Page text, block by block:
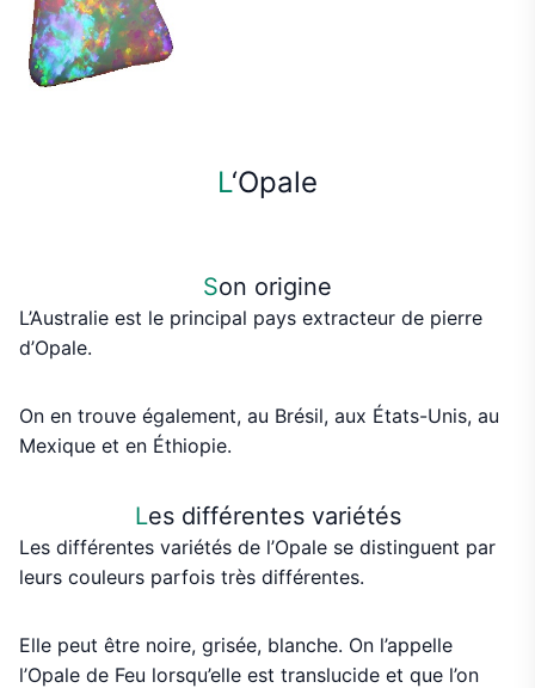
L‘Opale
Son origine
L’Australie est le principal pays extracteur de pierre
d’Opale.
On en trouve également, au Brésil, aux États-Unis, au
Mexique et en Éthiopie.
Les différentes variétés
Les différentes variétés de l’Opale se distinguent par
leurs couleurs parfois très différentes.
Elle peut être noire, grisée, blanche. On l’appelle
l’Opale de Feu lorsqu’elle est translucide et que l’on